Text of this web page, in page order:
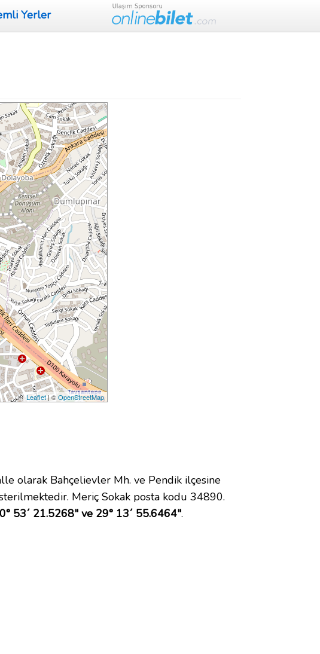
Yerler
Leaflet| ©OpenStreetMap
olarak Bahçelievler Mh. ve Pendik ilçesine
Meriç Sokak posta kodu 34890.
53´ 21.5268" ve 29° 13´ 55.6464".